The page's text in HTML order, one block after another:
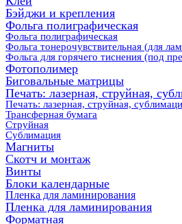
Бэйджи и крепления
Фольга полиграфическая
Фольга полиграфическая
Фольга тонерочувствительная (для
Фольга для горячего тиснения (под
Фотополимер
Биговальные матрицы
Печать: лазерная, струйная,
Печать: лазерная, струйная,
Трансферная бумага
Струйная
Сублимация
Магниты
Скотч и монтаж
Винты
Блоки календарные
Пленка для ламинирования
Пленка для ламинирования
Форматная